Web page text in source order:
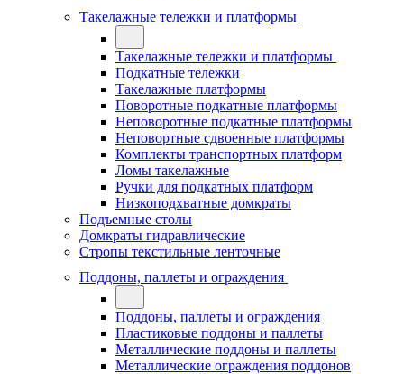
Такелажные тележки и платформы
Такелажные тележки и платформы
Подкатные тележки
Такелажные платформы
Поворотные подкатные платформы
Неповоротные подкатные платформы
Неповортные сдвоенные платформы
Комплекты транспортных платформ
Ломы такелажные
Ручки для подкатных платформ
Низкоподхватные домкраты
Подъемные столы
Домкраты гидравлические
Стропы текстильные ленточные
Поддоны, паллеты и ограждения
Поддоны, паллеты и ограждения
Пластиковые поддоны и паллеты
Металлические поддоны и паллеты
Металлические ограждения поддонов